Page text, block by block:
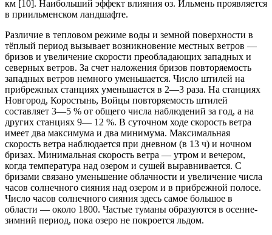
км [10]. Наибольший эффект влияния оз. Ильмень проявляется
в приильменском ландшафте.
Различие в тепловом режиме воды и земной поверхности в
тёплый период вызывает возникновение местных ветров —
бризов и увеличение скорости преобладающих западных и
северных ветров. За счет наложения бризов повторяемость
западных ветров немного уменьшается. Число штилей на
прибрежных станциях уменьшается в 2—3 раза. На станциях
Новгород, Коростынь, Войцы повторяемость штилей
составляет 3—5 % от общего числа наблюдений за год, а на
других станциях 9— 12 %. В суточном ходе скорость ветра
имеет два максимума и два минимума. Максимальная
скорость ветра наблюдается при дневном (в 13 ч) и ночном
бризах. Минимальная скорость ветра — утром и вечером,
когда температура над озером и сушей выравнивается. С
бризами связано уменьшение облачности и увеличение числа
часов солнечного сияния над озером и в прибрежной полосе.
Число часов солнечного сияния здесь самое большое в
области — около 1800. Частые туманы образуются в осенне-
зимний период, пока озеро не покроется льдом.